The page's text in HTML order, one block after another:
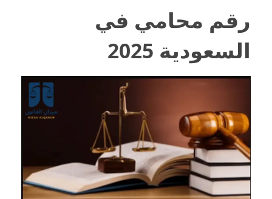
رقم محامي في
السعودية 2025